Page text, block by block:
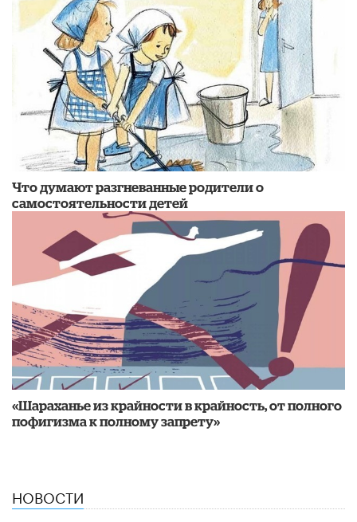
Что думают разгневанные родители о
самостоятельности детей
«Шараханье из крайности в крайность, от полного
пофигизма к полному запрету»
НОВОСТИ